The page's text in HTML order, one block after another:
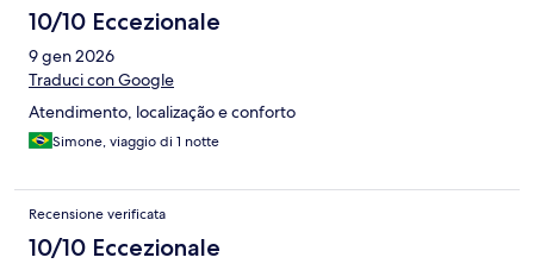
10/10 Eccezionale
9 gen 2026
Traduci con Google
Atendimento, localização e conforto
Simone, viaggio di 1 notte
Recensione verificata
10/10 Eccezionale